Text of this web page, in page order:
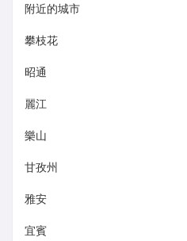
附近的城市
攀枝花
昭通
麗江
樂山
甘孜州
雅安
宜賓